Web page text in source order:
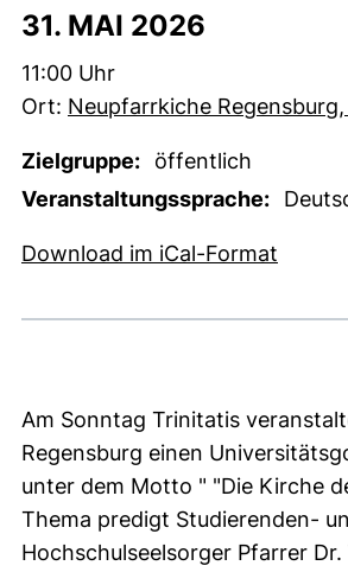
31. MAI 2026
Zeit:
11:00 Uhr
Ort: Neupfarrkiche
Zielgruppe:
öffentlich
Veranstaltungssprache:
Download im iCal-Format
Am Sonntag Trinitatis
Regensburg einen
unter dem Motto " "Die Kirche
Thema predigt Studierenden-
Hochschulseelsorger Pfarrer